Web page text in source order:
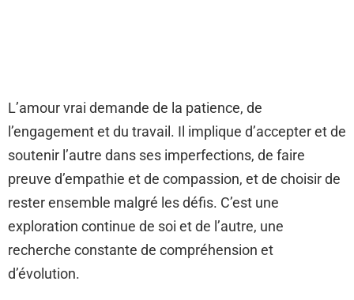
L’amour vrai demande de la patience, de
l’engagement et du travail. Il implique d’accepter et de
soutenir l’autre dans ses imperfections, de faire
preuve d’empathie et de compassion, et de choisir de
rester ensemble malgré les défis. C’est une
exploration continue de soi et de l’autre, une
recherche constante de compréhension et
d’évolution.